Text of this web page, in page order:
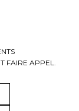
FAIRE APPEL.